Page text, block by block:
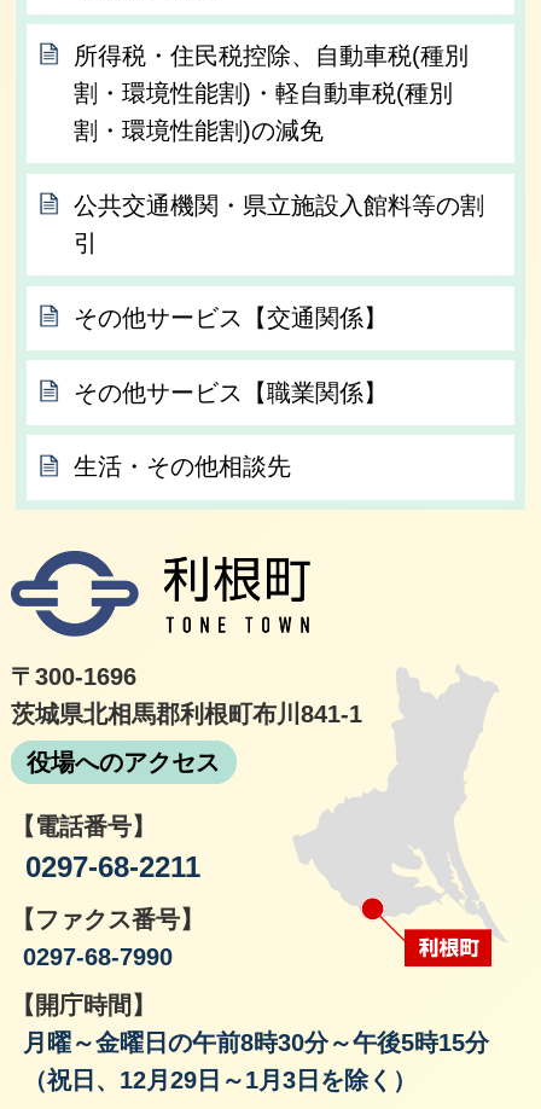
所得税・住民税控除、自動車税(種別
割・環境性能割)・軽自動車税(種別
割・環境性能割)の減免
公共交通機関・県立施設入館料等の割
引
その他サービス【交通関係】
その他サービス【職業関係】
生活・その他相談先
〒300-1696
茨城県北相馬郡利根町布川841-1
役場へのアクセス
【電話番号】
0297-68-2211
【ファクス番号】
0297-68-7990
【開庁時間】
月曜～金曜日の午前8時30分～午後5時15分
（祝日、12月29日～1月3日を除く）